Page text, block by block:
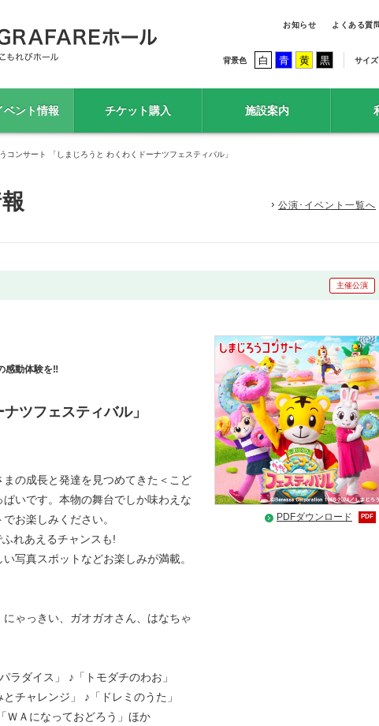
お知らせ よくある質
背景色 白 青 黄 黒 サイズ
ベント情報 チケット購入 施設案内
コンサート 「しまじろうと わくわくドーナツフェスティバル」
公演･イベント一覧へ
主催公演
感動体験を‼
ツフェスティバル」
の成⾧と発達を見つめてきた＜こど
いです。本物の舞台でしか味わえな
お楽しみください。
れあえるチャンスも!
写真スポットなどお楽しみが満載。
ゃっきい、ガオガオさん、はなちゃ
ラダイス」 ♪「トモダチのわお」
チャレンジ」 ♪「ドレミのうた」
ＷＡになっておどろう」ほか
PDFダウンロード PDF